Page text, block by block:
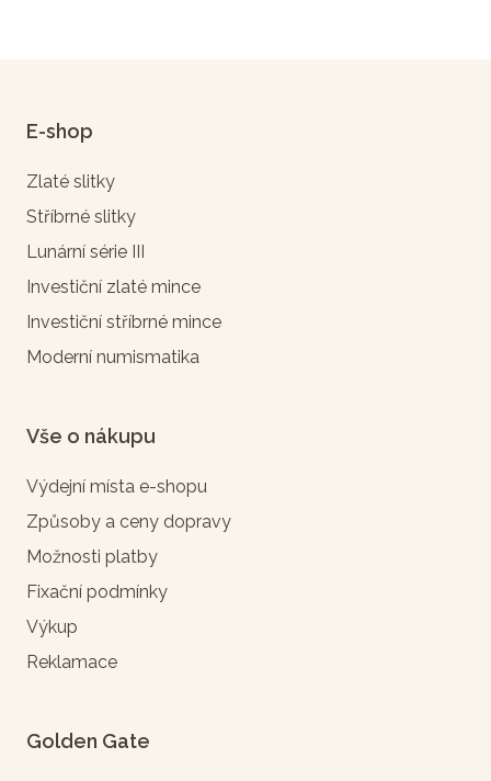
E-shop
Zlaté slitky
Stříbrné slitky
Lunární série III
Investiční zlaté mince
Investiční stříbrné mince
Moderní numismatika
Vše o nákupu
Výdejní místa e-shopu
Způsoby a ceny dopravy
Možnosti platby
Fixační podmínky
Výkup
Reklamace
Golden Gate